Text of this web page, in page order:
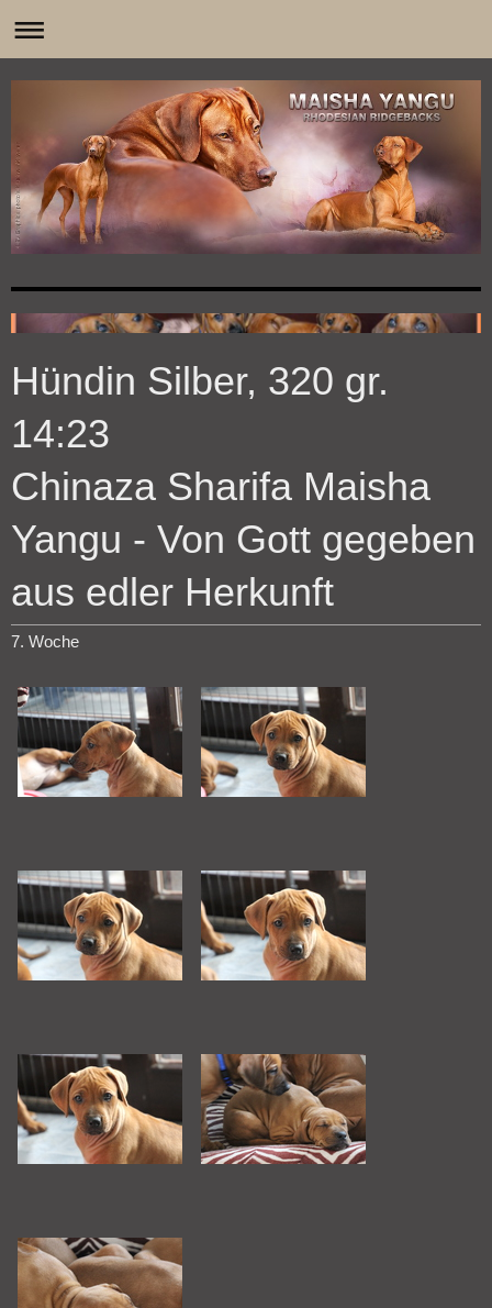
Hündin Silber, 320 gr.
14:23
Chinaza Sharifa Maisha
Yangu - Von Gott gegeben
aus edler Herkunft
7. Woche